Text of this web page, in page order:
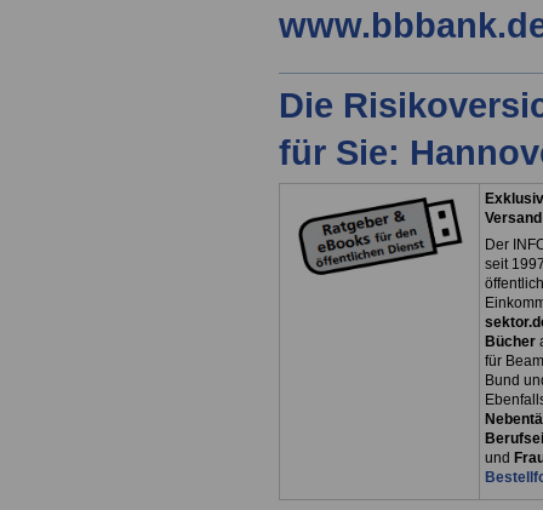
Die
für Sie:
Der
seit
Bücher
für
Bund
und